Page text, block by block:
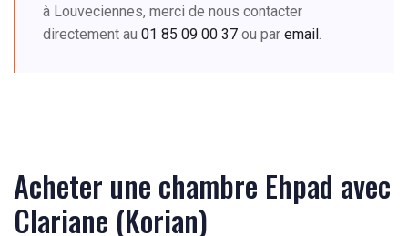
à Louveciennes, merci de nous contacter
directement au 01 85 09 00 37 ou par email.
Acheter une chambre Ehpad avec
Clariane (Korian)